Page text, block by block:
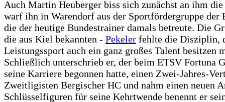
Auch Martin Heuberger biss sich zunächst an ihm die
warf ihn in Warendorf aus der Sportfördergruppe der
die der heutige Bundestrainer damals betreute. Die
die aus Kiel bekannten - Pekeler fehlte die Disziplin,
Leistungssport auch ein ganz großes Talent besitzen
Schließlich unterschrieb er, der beim ETSV Fortuna
seine Karriere begonnen hatte, einen Zwei-Jahres-
Zweitligisten Bergischer HC und nahm einen neuen
Schlüsselfiguren für seine Kehrtwende benennt er